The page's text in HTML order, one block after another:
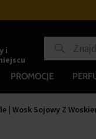
i
PROMOCJE
| Wosk Sojowy Z